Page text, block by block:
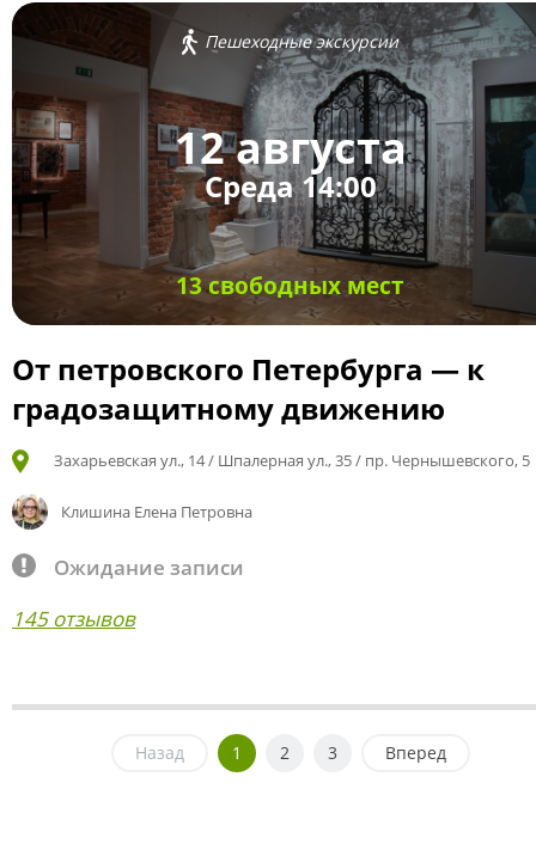
Пешеходные экскурсии
12 августа
Среда 14:00
13 свободных мест
От петровского Петербурга — к
градозащитному движению
Захарьевская ул., 14 / Шпалерная ул., 35 / пр. Чернышевского, 5
Клишина Елена Петровна
Ожидание записи
145 отзывов
Назад 1 2 3 Вперед